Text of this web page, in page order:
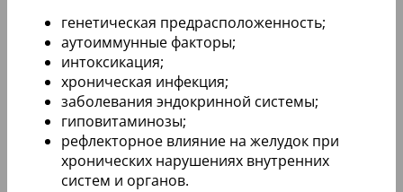
генетическая предрасположенность;
аутоиммунные факторы;
интоксикация;
хроническая инфекция;
заболевания эндокринной системы;
гиповитаминозы;
рефлекторное влияние на желудок при
хронических нарушениях внутренних
систем и органов.